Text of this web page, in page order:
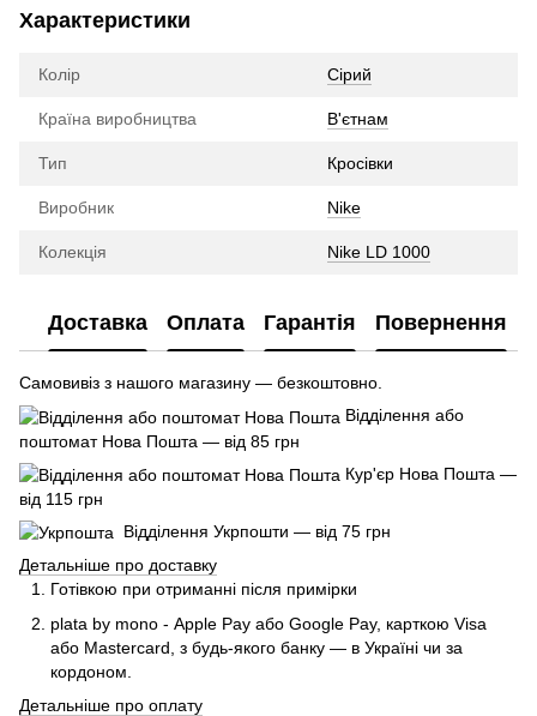
Характеристики
Колір Сірий
Країна виробництва В'єтнам
Тип Кросівки
Виробник Nike
Колекція Nike LD 1000
Доставка Оплата Гарантія Повернення
Самовивіз з нашого магазину — безкоштовно.
Відділення або
поштомат Нова Пошта — від 85 грн
Кур'єр Нова Пошта —
від 115 грн
Відділення Укрпошти — від 75 грн
Детальніше про доставку
Готівкою при отриманні після примірки
plata by mono - Apple Pay або Google Pay, карткою Visa
або Mastercard, з будь-якого банку — в Україні чи за
кордоном.
Детальніше про оплату